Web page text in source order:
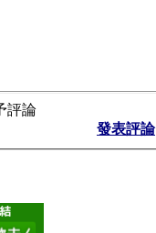
評論
發表評論